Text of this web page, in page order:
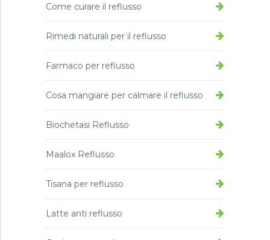
Come curare il reflusso
Rimedi naturali per il reflusso
Farmaco per reflusso
Cosa mangiare per calmare il reflusso
Biochetasi Reflusso
Maalox Reflusso
Tisana per reflusso
Latte anti reflusso